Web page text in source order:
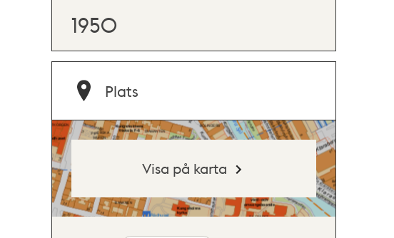
1950
Plats
Visa på karta